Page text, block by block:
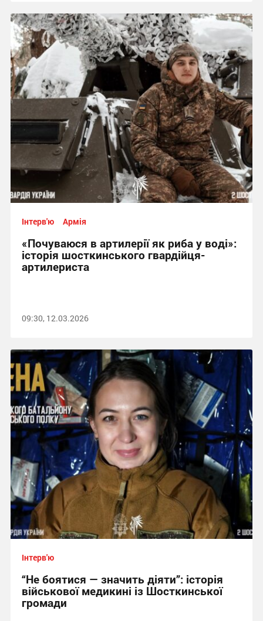
Інтерв'ю Армія
«Почуваюся в артилерії як риба у воді»:
історія шосткинського гвардійця-
артилериста
09:30, 12.03.2026
Інтерв'ю
“Не боятися — значить діяти”: історія
військової медикині із Шосткинської
громади